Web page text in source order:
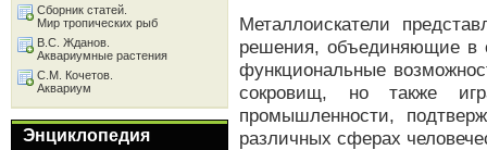
Металлоискатели
решения, объединяющие в
функциональные
сокровищ, но также
промышленности,
различных сферах
Сборник статей.
Мир тропических рыб
В.С. Жданов.
Аквариумные растения
С.М. Кочетов.
Аквариум
Энциклопедия